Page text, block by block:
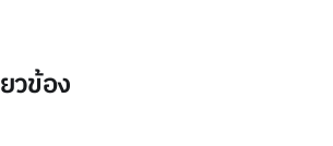
วข้อง